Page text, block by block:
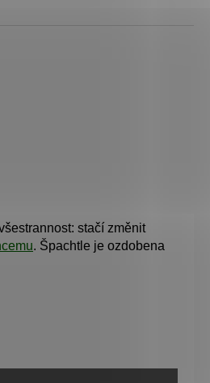
stačí změnit
. Špachtle je ozdobena